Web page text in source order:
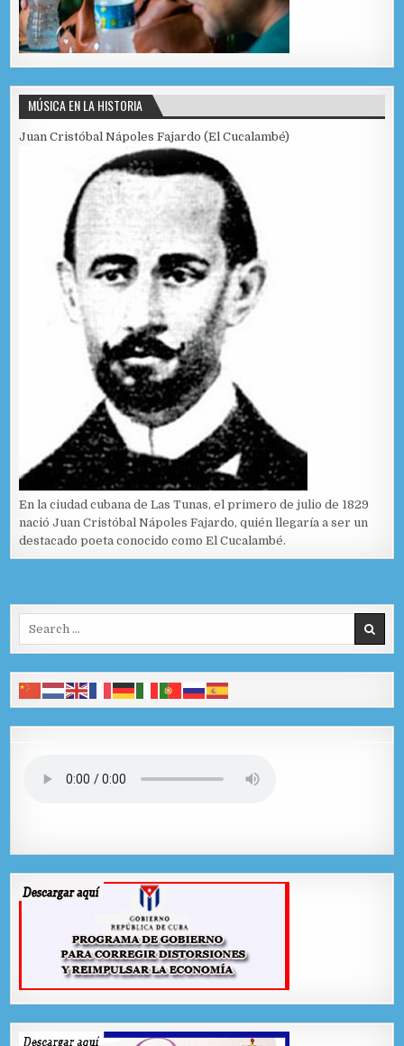
MÚSICA EN LA HISTORIA
Juan Cristóbal Nápoles Fajardo (El Cucalambé)
En la ciudad cubana de Las Tunas, el primero de julio de 1829
nació Juan Cristóbal Nápoles Fajardo, quién llegaría a ser un
destacado poeta conocido como El Cucalambé.
Search for: